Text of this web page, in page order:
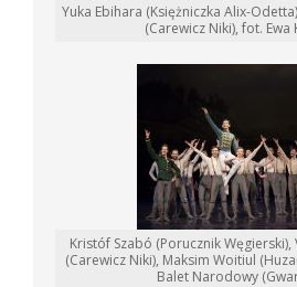
Yuka Ebihara (Księżniczka Alix-
(Carewicz Niki), fot. Ewa
Kristóf Szabó (Porucznik
(Carewicz Niki), Maksim Woitiul
Balet Narodowy